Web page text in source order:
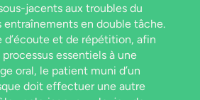
jacents aux troubles du
entraînements en double tâche.
d’écoute et de répétition, afin
essentiels à une
oral, le patient muni d’un
doit effectuer une autre